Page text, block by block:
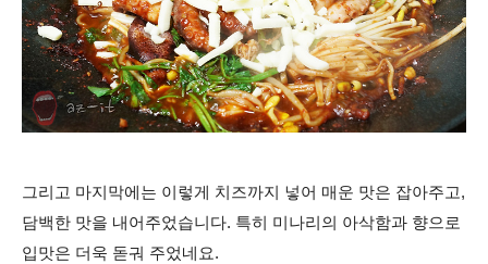
그리고 마지막에는 이렇게 치즈까지 넣어 매운 맛은 잡아주고,
담백한 맛을 내어주었습니다. 특히 미나리의 아삭함과 향으로
입맛은 더욱 돋궈 주었네요.